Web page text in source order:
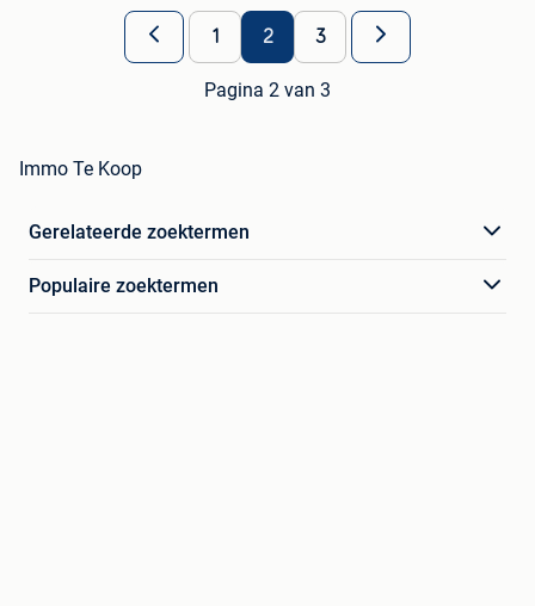
1 2 3
Pagina 2 van 3
Immo Te Koop
Gerelateerde zoektermen
Populaire zoektermen